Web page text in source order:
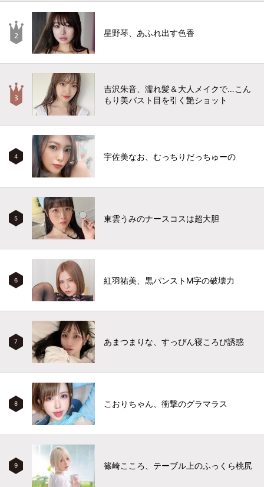
星野琴、あふれ出す色香
吉沢朱音、濡れ髪＆大人メイクで…こん
もり美バスト目を引く艶ショット
4 宇佐美なお、むっちりだっちゅーの
5 東雲うみのナースコスは超大胆
6 紅羽祐美、黒パンストM字の破壊力
7 あまつまりな、すっぴん寝ころび誘惑
8 こおりちゃん、衝撃のグラマラス
9 篠崎こころ、テーブル上のふっくら桃尻